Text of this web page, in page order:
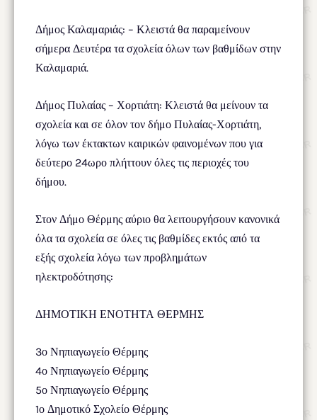
Δήμος Καλαμαριάς: – Κλειστά θα παραμείνουν
σήμερα Δευτέρα τα σχολεία όλων των βαθμίδων στην
Καλαμαριά.
Δήμος Πυλαίας – Χορτιάτη: Κλειστά θα μείνουν τα
σχολεία και σε όλον τον δήμο Πυλαίας-Χορτιάτη,
λόγω των έκτακτων καιρικών φαινομένων που για
δεύτερο 24ωρο πλήττουν όλες τις περιοχές του
δήμου.
Στον Δήμο Θέρμης αύριο θα λειτουργήσουν κανονικά
όλα τα σχολεία σε όλες τις βαθμίδες εκτός από τα
εξής σχολεία λόγω των προβλημάτων
ηλεκτροδότησης:
ΔΗΜΟΤΙΚΗ ΕΝΟΤΗΤΑ ΘΕΡΜΗΣ
3ο Νηπιαγωγείο Θέρμης
4ο Νηπιαγωγείο Θέρμης
5ο Νηπιαγωγείο Θέρμης
1ο Δημοτικό Σχολείο Θέρμης